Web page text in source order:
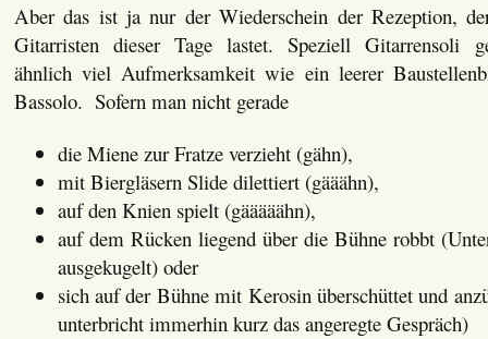
Aber das ist ja nur der Wiederschein der Rezeption,
Gitarristen dieser Tage lastet. Speziell Gitarrensoli
ähnlich viel Aufmerksamkeit wie ein leerer
Bassolo. Sofern man nicht gerade
die Miene zur Fratze verzieht (gähn),
mit Biergläsern Slide dilettiert (gääähn),
auf den Knien spielt (gääääähn),
auf dem Rücken liegend über die Bühne robbt
ausgekugelt) oder
sich auf der Bühne mit Kerosin überschüttet und
unterbricht immerhin kurz das angeregte Gespräch)